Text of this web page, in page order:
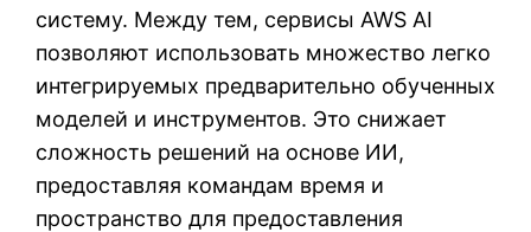
систему. Между тем, сервисы AWS AI
позволяют использовать множество легко
интегрируемых предварительно обученных
моделей и инструментов. Это снижает
сложность решений на основе ИИ,
предоставляя командам время и
пространство для предоставления